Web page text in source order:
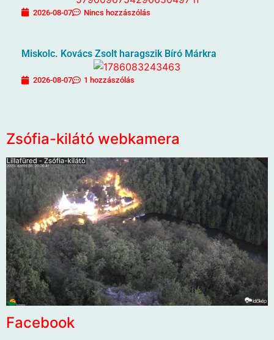
2026-08-07 Nincs hozzászólás
Miskolc. Kovács Zsolt haragszik Bíró Márkra
2026-08-07 1 hozzászólás
Zsófia-kilátó webkamera
Facebook